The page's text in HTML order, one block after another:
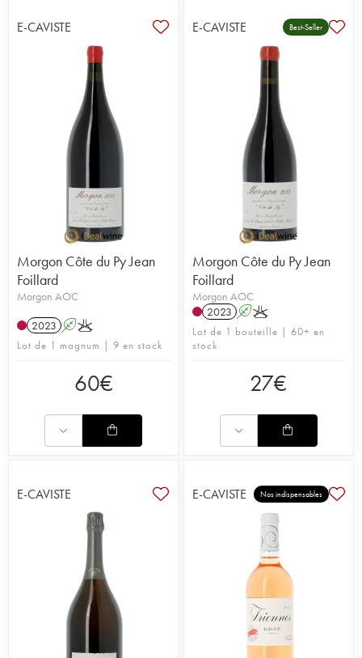
E-CAVISTE
Morgon Côte du Py Jean
Foillard
Morgon AOC
2023 AK
Lot de 1 magnum | 9 en stock
60€
E-CAVISTE Best-Seller
Morgon Côte du Py Jean
Foillard
Morgon AOC
2023 AK
Lot de 1 bouteille | 60+ en
stock
27€
E-CAVISTE E-CAVISTE Nos indispensables